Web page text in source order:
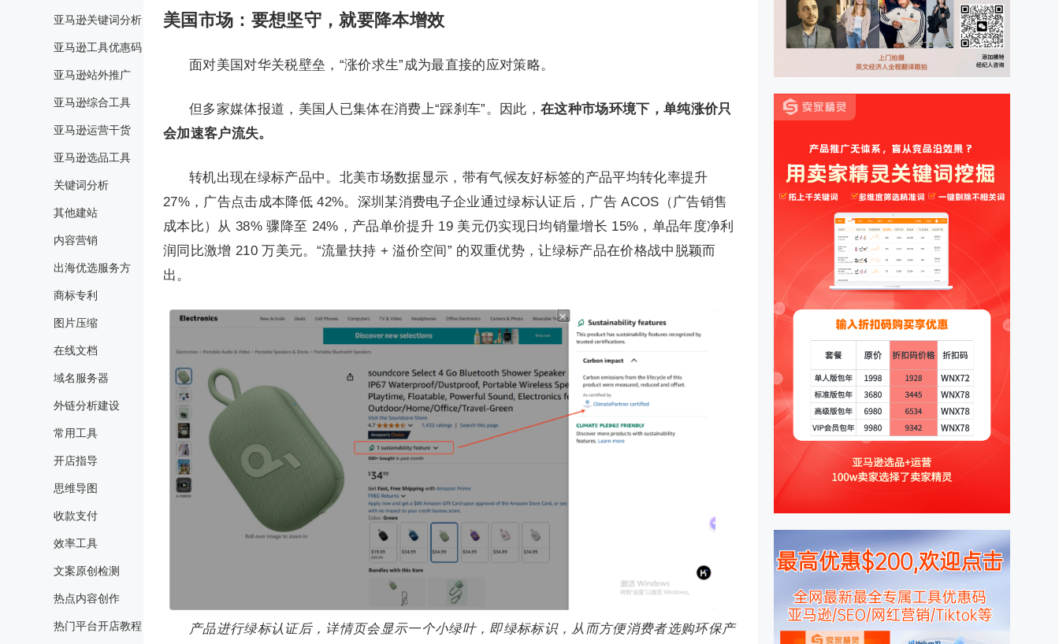
亚马逊关键词分析
亚马逊工具优惠码
亚马逊站外推广
亚马逊综合工具
亚马逊运营干货
亚马逊选品工具
关键词分析
其他建站
内容营销
出海优选服务方
商标专利
图片压缩
在线文档
域名服务器
外链分析建设
常用工具
开店指导
思维导图
收款支付
效率工具
文案原创检测
热点内容创作
热门平台开店教程
美国市场：要想坚守，就要降本增效
面对美国对华关税壁垒，“涨价求生”成为最直接的应对策略。
但多家媒体报道，美国人已集体在消费上“踩刹车”。因此， 在这种市场环境下，单纯涨价只
会加速客户流失。
转机出现在绿标产品中。北美市场数据显示，带有气候友好标签的产品平均转化率提升
27%，广告点击成本降低 42%。深圳某消费电子企业通过绿标认证后，广告 ACOS（广告销售
成本比）从 38% 骤降至 24%，产品单价提升 19 美元仍实现日均销量增长 15%，单品年度净利
润同比激增 210 万美元。“流量扶持 + 溢价空间” 的双重优势，让绿标产品在价格战中脱颖而
出。
产品进行绿标认证后，详情页会显示一个小绿叶，即绿标标识，从而方便消费者选购环保产